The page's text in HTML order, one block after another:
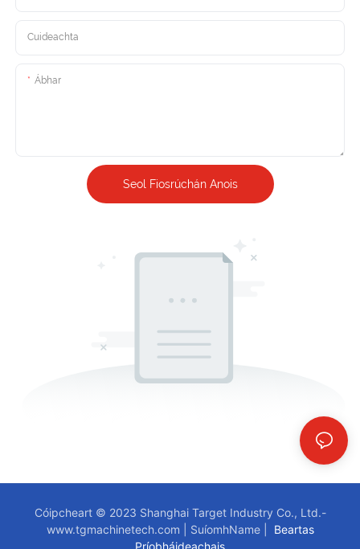
Cuideachta
Ábhar
Seol Fiosrúchán Anois
Cóipcheart © 2023 Shanghai Target Industry Co., Ltd.-
www.tgmachinetech.com
SuíomhName
Beartas